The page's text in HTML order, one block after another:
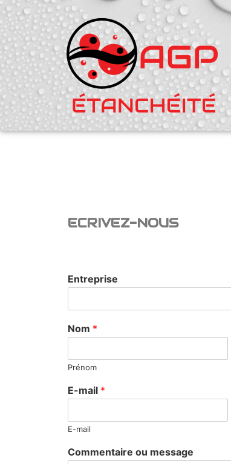
ECRIVEZ-NOUS
Entreprise
Nom *
Prénom
E-mail *
E-mail
Commentaire ou message